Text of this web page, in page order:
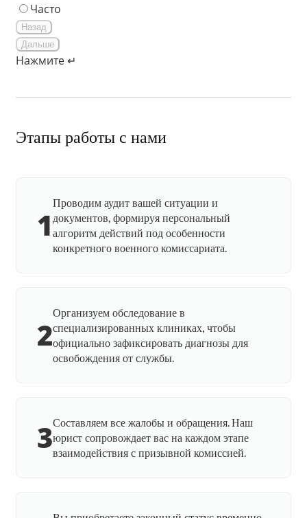
Часто
Назад
Дальше
Нажмите ↵
Этапы работы с нами
1
Проводим аудит вашей ситуации и
документов, формируя персональный
алгоритм действий под особенности
конкретного военного комиссариата.
2
Организуем обследование в
специализированных клиниках, чтобы
официально зафиксировать диагнозы для
освобождения от службы.
3Составляем все жалобы и обращения. Наш
юрист сопровождает вас на каждом этапе
взаимодействия с призывной комиссией.